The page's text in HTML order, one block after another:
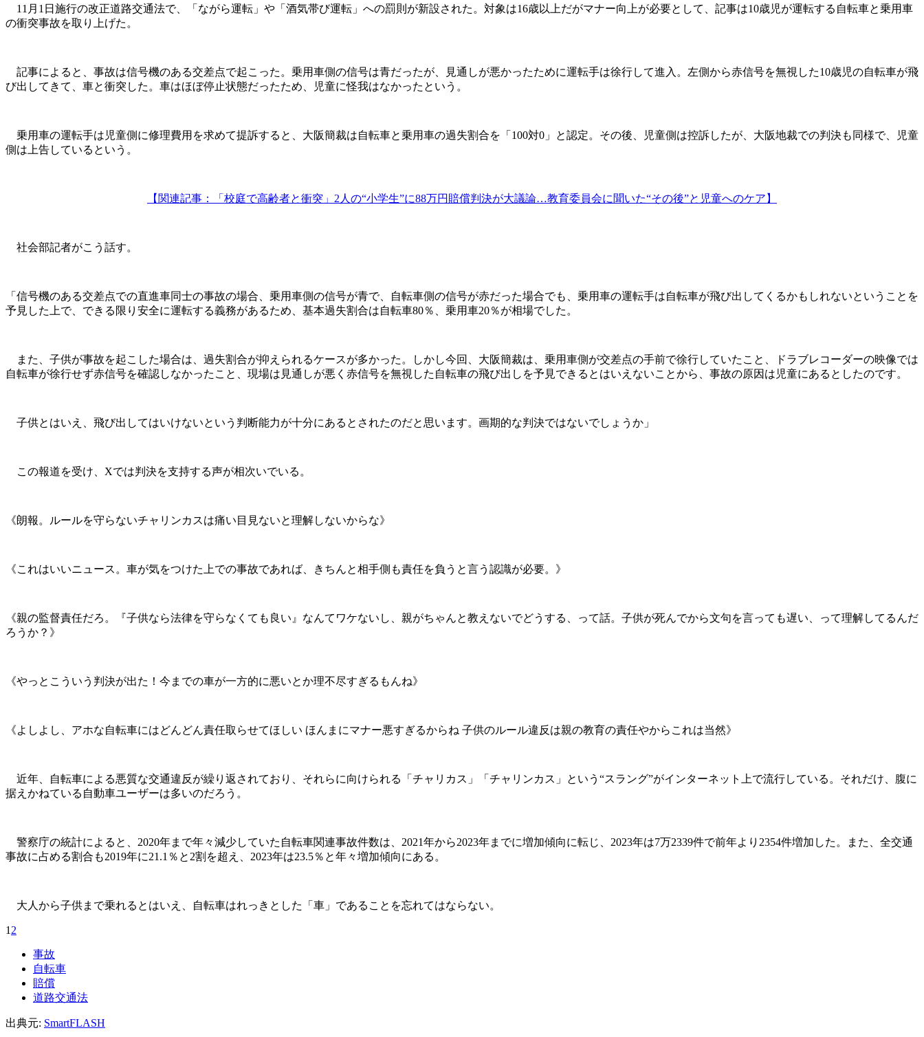
11月1日施行の改正道路交通法で、「ながら運転」や「酒気帯び運転」への罰則が新設された。対象は16歳以上だがマナー向上が必要として、記事は10歳児が運転する自転車と乗用車
の衝突事故を取り上げた。
記事によると、事故は信号機のある交差点で起こった。乗用車側の信号は青だったが、見通しが悪かったために運転手は徐行して進入。左側から赤信号を無視した10歳児の自転車が飛
び出してきて、車と衝突した。車はほぼ停止状態だったため、児童に怪我はなかったという。
乗用車の運転手は児童側に修理費用を求めて提訴すると、大阪簡裁は自転車と乗用車の過失割合を「100対0」と認定。その後、児童側は控訴したが、大阪地裁での判決も同様で、児童
側は上告しているという。
【関連記事：「校庭で高齢者と衝突」2人の“小学生”に88万円賠償判決が大議論…教育委員会に聞いた“その後”と児童へのケア】
社会部記者がこう話す。
「信号機のある交差点での直進車同士の事故の場合、乗用車側の信号が青で、自転車側の信号が赤だった場合でも、乗用車の運転手は自転車が飛び出してくるかもしれないということを
予見した上で、できる限り安全に運転する義務があるため、基本過失割合は自転車80％、乗用車20％が相場でした。
また、子供が事故を起こした場合は、過失割合が抑えられるケースが多かった。しかし今回、大阪簡裁は、乗用車側が交差点の手前で徐行していたこと、ドラブレコーダーの映像では
自転車が徐行せず赤信号を確認しなかったこと、現場は見通しが悪く赤信号を無視した自転車の飛び出しを予見できるとはいえないことから、事故の原因は児童にあるとしたのです。
子供とはいえ、飛び出してはいけないという判断能力が十分にあるとされたのだと思います。画期的な判決ではないでしょうか」
この報道を受け、Xでは判決を支持する声が相次いでいる。
《朗報。ルールを守らないチャリンカスは痛い目見ないと理解しないからな》
《これはいいニュース。車が気をつけた上での事故であれば、きちんと相手側も責任を負うと言う認識が必要。》
《親の監督責任だろ。『子供なら法律を守らなくても良い』なんてワケないし、親がちゃんと教えないでどうする、って話。子供が死んでから文句を言っても遅い、って理解してるんだ
ろうか？》
《やっとこういう判決が出た！今までの車が一方的に悪いとか理不尽すぎるもんね》
《よしよし、アホな自転車にはどんどん責任取らせてほしい ほんまにマナー悪すぎるからね 子供のルール違反は親の教育の責任やからこれは当然》
近年、自転車による悪質な交通違反が繰り返されており、それらに向けられる「チャリカス」「チャリンカス」という“スラング”がインターネット上で流行している。それだけ、腹に
据えかねている自動車ユーザーは多いのだろう。
警察庁の統計によると、2020年まで年々減少していた自転車関連事故件数は、2021年から2023年までに増加傾向に転じ、2023年は7万2339件で前年より2354件増加した。また、全交通
事故に占める割合も2019年に21.1％と2割を超え、2023年は23.5％と年々増加傾向にある。
大人から子供まで乗れるとはいえ、自転車はれっきとした「車」であることを忘れてはならない。
1 2
事故
自転車
賠償
道路交通法
出典元: SmartFLASH